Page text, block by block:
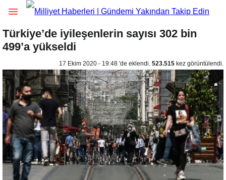
Türkiye’de iyileşenlerin sayısı 302 bin
499’a yükseldi
17 Ekim 2020 - 19:48 'de eklendi. 523.515 kez görüntülendi.